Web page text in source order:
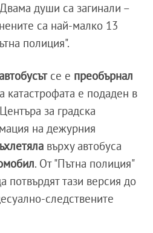
Двама души са загинали –
са най-малко 13
полиция".
се е преобърнал
катастрофата е подаден в
за градска
на дежурния
върху автобуса
. От "Пътна полиция"
потвърдят тази версия до
следствените